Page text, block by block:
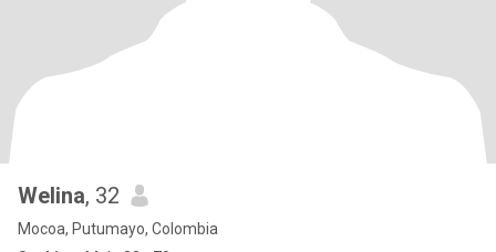
Welina, 32
Mocoa, Putumayo, Colombia